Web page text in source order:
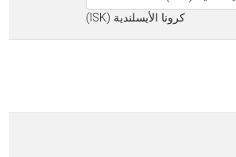
كرونا الأيسلندية (ISK)